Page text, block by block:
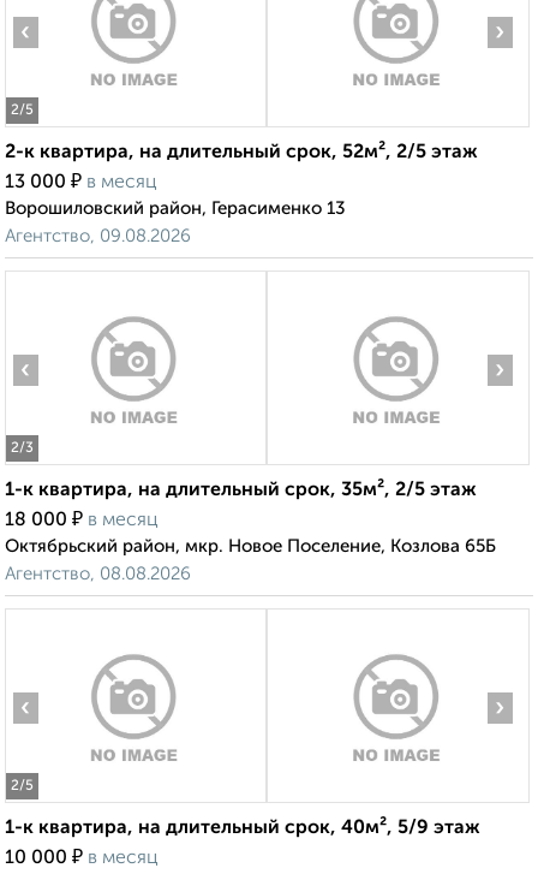
2/5
‹ ›
2-к квартира, на длительный срок, 52м², 2/5 этаж
13 000 ₽ в месяц
Ворошиловский район, Герасименко 13
Агентство, 09.08.2026
2/3
‹ ›
1-к квартира, на длительный срок, 35м², 2/5 этаж
18 000 ₽ в месяц
Октябрьский район, мкр. Новое Поселение, Козлова 65Б
Агентство, 08.08.2026
2/5
‹ ›
1-к квартира, на длительный срок, 40м², 5/9 этаж
10 000 ₽ в месяц